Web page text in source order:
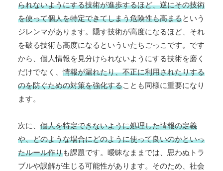
られないようにする技術が進歩するほど、逆にその技術
を使って個人を特定できてしまう危険性も高まるという
ジレンマがあります。隠す技術が高度になるほど、それ
を破る技術も高度になるといういたちごっこです。です
から、個人情報を見分けられないようにする技術を磨く
だけでなく、情報が漏れたり、不正に利用されたりする
のを防ぐための対策を強化することも同様に重要になり
ます。
次に、 個人を特定できないように処理した情報の定義
や、どのような場合にどのように使って良いのかといっ
たルール作りも課題です。曖昧なままでは、思わぬトラ
ブルや誤解が生じる可能性があります。そのため、社会